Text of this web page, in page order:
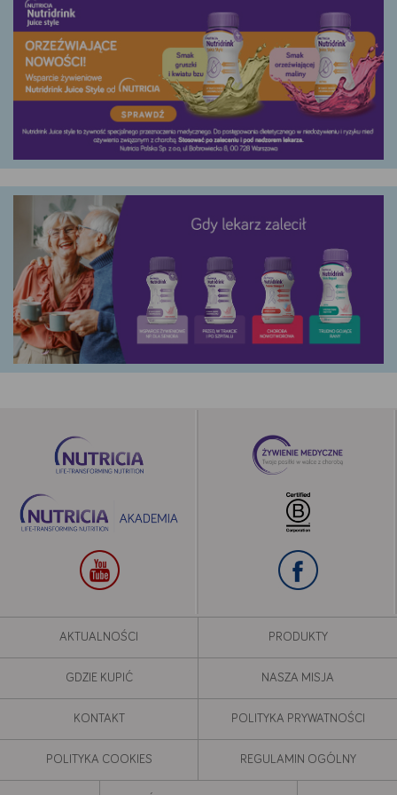
AKTUALNOŚCI PRODUKTY
GDZIE KUPIĆ NASZA MISJA
KONTAKT POLITYKA PRYWATNOŚCI
POLITYKA COOKIES REGULAMIN OGÓLNY
Google
YouTube
Teads
Akceptuję
wszystkie
Zapisuję moje
wybory
Odrzucam wszystkie
dobrowolne